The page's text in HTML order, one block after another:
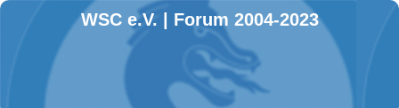
WSC e.V. | Forum 2004-2023